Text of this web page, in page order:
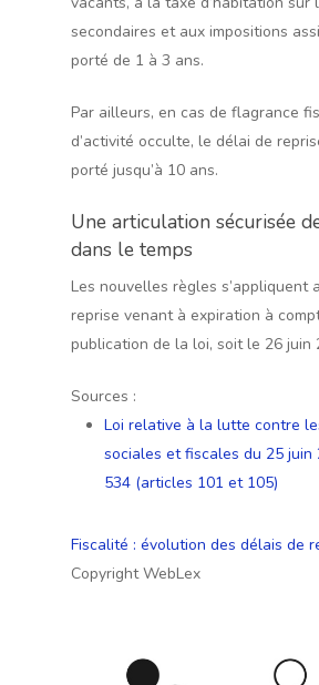
secondaires et aux impositions
porté de 1 à 3 ans.
Par ailleurs, en cas de flagrance
d’activité occulte, le délai de
porté jusqu’à 10 ans.
Une articulation sécurisée
dans le temps
Les nouvelles règles s’appliquent
reprise venant à expiration à
publication de la loi, soit le 26 juin
Sources :
Loi relative à la lutte contre
sociales et fiscales du 25 juin
534 (articles 101 et 105)
Fiscalité : évolution des délais de
Copyright WebLex